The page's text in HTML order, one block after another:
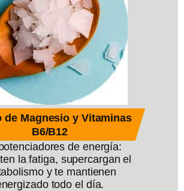
de Magnesio y Vitaminas
B6/B12
de energía:
la fatiga, supercargan el
y te mantienen
todo el día.